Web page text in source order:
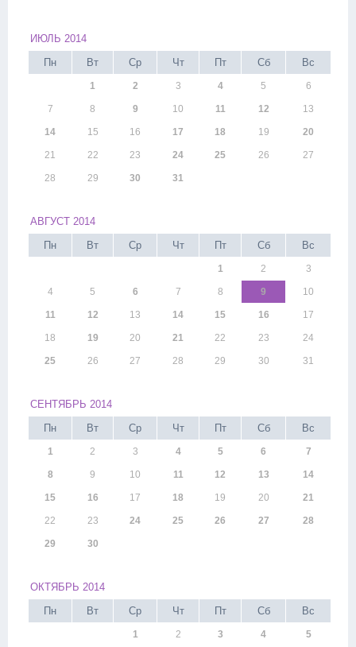
ИЮЛЬ 2014
Пн
Вт Ср Чт Пт Сб Вс
1 2 3 4 5 6
7 8 9 10 11 12 13
14 15 16 17 18 19 20
21 22 23 24 25 26 27
28 29 30 31
АВГУСТ 2014
Пн
Вт Ср Чт Пт Сб Вс
1 2 3
4 5 6 7 8 9 10
11 12 13 14 15 16 17
18 19 20 21 22 23 24
25 26 27 28 29 30 31
СЕНТЯБРЬ 2014
Пн
Вт Ср Чт Пт Сб Вс
1 2 3 4 5 6 7
8 9 10 11 12 13 14
15 16 17 18 19 20 21
22 23 24 25 26 27 28
29 30
ОКТЯБРЬ 2014
Пн
Вт Ср Чт Пт Сб Вс
1 2 3 4 5